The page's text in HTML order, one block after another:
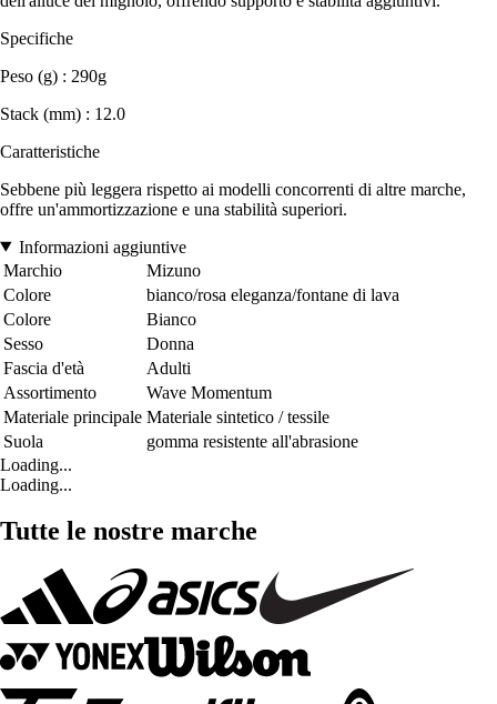
Specifiche
Peso (g) : 290g
Stack (mm) : 12.0
Caratteristiche
Sebbene più leggera rispetto ai modelli concorrenti di altre marche,
offre un'ammortizzazione e una stabilità superiori.
Informazioni aggiuntive
Marchio
Mizuno
Colore
bianco/rosa eleganza/fontane di lava
Colore
Bianco
Sesso
Donna
Fascia d'età
Adulti
Assortimento
Wave Momentum
Materiale principale Materiale sintetico / tessile
Suola
gomma resistente all'abrasione
Loading...
Loading...
Tutte le nostre marche